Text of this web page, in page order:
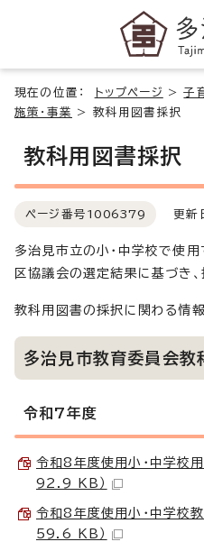
現在の位置： トップページ >子
施策・事業
> 教科用図書採択
教科用図書採択
ページ番号 1006379 更新
多治見市立の小・中学校で使
区協議会の選定結果に基づき、
教科用図書の採択に関わる情報
多治見市教育委員会教
令和7年度
令和8年度使用小・中学校
92.9 KB）
令和8年度使用小・中学校
59.6 KB）